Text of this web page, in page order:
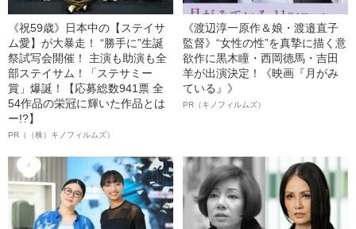
《祝59歳》日本中の【ステイサ
ム愛】が大暴走！ “勝手に”生誕
祭試写会開催！ 主演も助演も全
部ステイサム！「ステサミー
賞」爆誕！【応募総数941票 全
54作品の栄冠に輝いた作品とは
ー!?】
PR（（株）キノフィルムズ）
《渡辺淳一原作＆娘・渡邉直子
監督》“女性の性”を真摯に描く意
欲作に黒木瞳・西岡德馬・吉田
羊が出演決定！《映画『月がみ
ている』》
PR（キノフィルムズ）